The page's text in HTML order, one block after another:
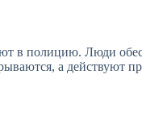
в полицию. Люди
а действуют